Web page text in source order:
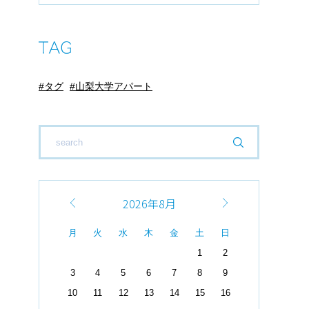
タグ 山梨大学アパート
2026年8月
月 火 水 木 金 土
日
1
2
3
4 5 6 7 8
9
10
11 12 13 14 15
16